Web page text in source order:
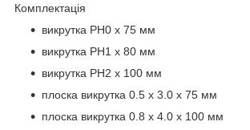
Комплектація
викрутка PH0 x 75 мм
викрутка PH1 x 80 мм
викрутка PH2 x 100 мм
плоска викрутка 0.5 x 3.0 x 75 мм
плоска викрутка 0.8 x 4.0 x 100 мм